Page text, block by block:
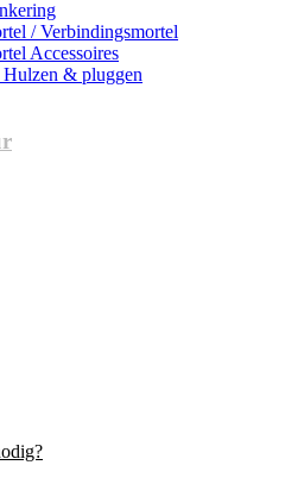
/ Verbindingsmortel
Accessoires
Hulzen & pluggen